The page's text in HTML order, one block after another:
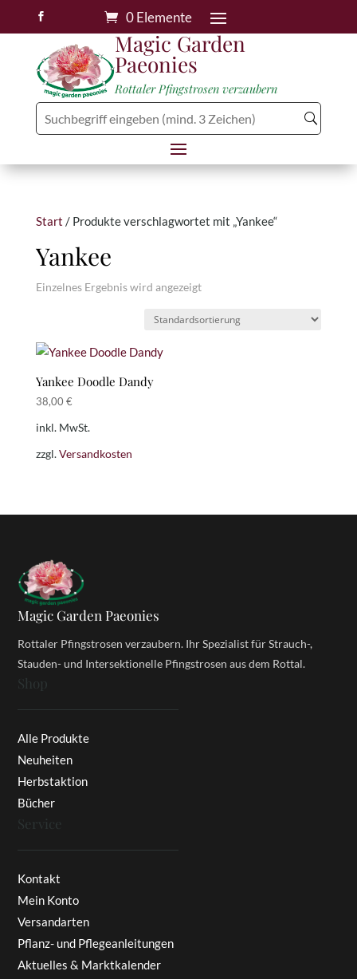
 0 Elemente
Magic Garden
Paeonies
Rottaler Pfingstrosen verzaubern
Start / Produkte verschlagwortet mit „Yankee“
Yankee
Einzelnes Ergebnis wird angezeigt
Yankee Doodle Dandy
38,00 €
inkl. MwSt.
zzgl.Versandkosten
Magic Garden Paeonies
Rottaler Pfingstrosen verzaubern. Ihr Spezialist für Strauch-,
Stauden- und Intersektionelle Pfingstrosen aus dem Rottal.
Shop
Alle Produkte
Neuheiten
Herbstaktion
Bücher
Service
Kontakt
Mein Konto
Versandarten
Pflanz- und Pflegeanleitungen
Aktuelles & Marktkalender